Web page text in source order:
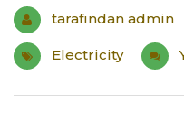
tarafından admin
Electricity